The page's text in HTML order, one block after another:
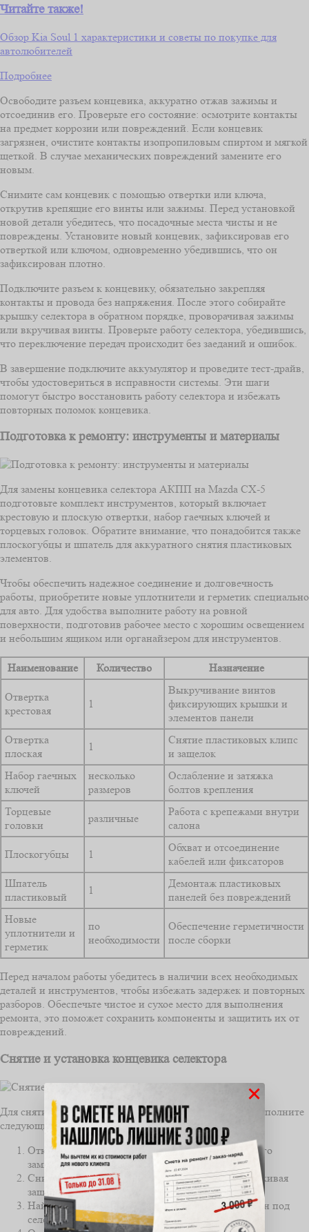
Читайте также!
Обзор Kia Soul 1 характеристики и советы по покупке для
автолюбителей
Подробнее
Освободите разъем концевика, аккуратно отжав зажимы и
отсоединив его. Проверьте его состояние: осмотрите контакты
на предмет коррозии или повреждений. Если концевик
загрязнен, очистите контакты изопропиловым спиртом и мягкой
щеткой. В случае механических повреждений замените его
новым.
Снимите сам концевик с помощью отвертки или ключа,
открутив крепящие его винты или зажимы. Перед установкой
новой детали убедитесь, что посадочные места чисты и не
повреждены. Установите новый концевик, зафиксировав его
отверткой или ключом, одновременно убедившись, что он
зафиксирован плотно.
Подключите разъем к концевику, обязательно закрепляя
контакты и провода без напряжения. После этого собирайте
крышку селектора в обратном порядке, проворачивая зажимы
или вкручивая винты. Проверьте работу селектора, убедившись,
что переключение передач происходит без заеданий и ошибок.
В завершение подключите аккумулятор и проведите тест-драйв,
чтобы удостовериться в исправности системы. Эти шаги
помогут быстро восстановить работу селектора и избежать
повторных поломок концевика.
Подготовка к ремонту: инструменты и материалы
Для замены концевика селектора АКПП на Mazda CX-5
подготовьте комплект инструментов, который включает
крестовую и плоскую отвертки, набор гаечных ключей и
торцевых головок. Обратите внимание, что понадобится также
плоскогубцы и шпатель для аккуратного снятия пластиковых
элементов.
Чтобы обеспечить надежное соединение и долговечность
работы, приобретите новые уплотнители и герметик специально
для авто. Для удобства выполните работу на ровной
поверхности, подготовив рабочее место с хорошим освещением
и небольшим ящиком или органайзером для инструментов.
Наименование Количество Назначение
Отвертка
крестовая
1
Выкручивание винтов
фиксирующих крышки и
элементов панели
Отвертка
плоская
1
Снятие пластиковых клипс
и защелок
Набор гаечных
ключей
несколько
размеров
Ослабление и затяжка
болтов крепления
Торцевые
головки
различные
Работа с крепежами внутри
салона
Плоскогубцы 1
Обхват и отсоединение
кабелей или фиксаторов
Шпатель
пластиковый
1
Демонтаж пластиковых
панелей без повреждений
Новые
уплотнители и
герметик
по
необходимости
Обеспечение герметичности
после сборки
Перед началом работы убедитесь в наличии всех необходимых
деталей и инструментов, чтобы избежать задержек и повторных
разборов. Обеспечьте чистое и сухое место для выполнения
ремонта, это поможет сохранить компоненты и защитить их от
повреждений.
Снятие и установка концевика селектора
Для снятия концевика селектора АКПП Mazda CX-5 выполните
следующие шаги:
Отключите аккумулятор, чтобы избежать короткого
замыкания.
Снимите центральную консоль, аккуратно отщелкивая
защелки и откручивая винты.
Найдите концевик селектора, который расположен под
селектором трансмиссии.
×